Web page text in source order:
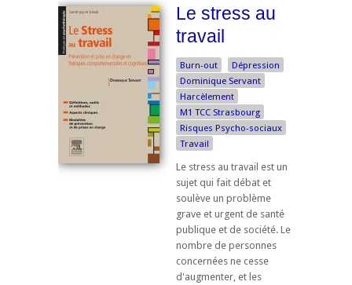
Le stress au
travail
Burn-out
Dépression
Dominique Servant
Harcèlement
M1 TCC Strasbourg
Risques Psycho-sociaux
Travail
Le stress au travail est un
sujet qui fait débat et
soulève un problème
grave et urgent de santé
publique et de société. Le
nombre de personnes
concernées ne cesse
d'augmenter, et les